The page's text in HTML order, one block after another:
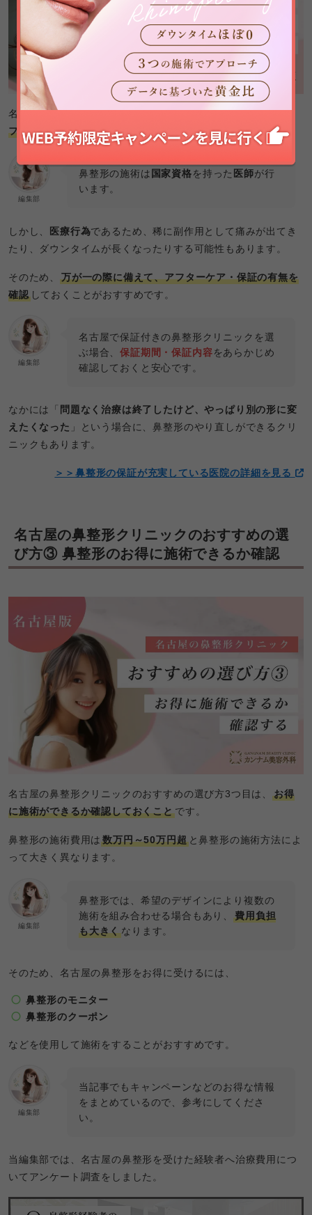
名古屋の鼻整形クリニックのおすすめの選び方の2つ目は、ア
フターケアや保証が充実したクリニックを選ぶことです。
編集部
鼻整形の施術は 国家資格を持った 医師が行
います。
しかし、 医療行為であるため、稀に副作用として痛みが出てき
たり、ダウンタイムが長くなったりする可能性もあります。
そのため、万が一の際に備えて、アフターケア・保証の有無を
確認しておくことがおすすめです。
編集部
名古屋で保証付きの鼻整形クリニックを選
ぶ場合、保証期間・保証内容をあらかじめ
確認しておくと安心です。
なかには「 問題なく治療は終了したけど、やっぱり別の形に変
えたくなった 」という場合に、鼻整形のやり直しができるクリ
ニックもあります。
＞＞鼻整形の保証が充実している医院の詳細を見る
名古屋の鼻整形クリニックのおすすめの選
び方③ 鼻整形のお得に施術できるか確認
名古屋の鼻整形クリニックのおすすめの選び方3つ目は、
お得
に施術ができるか確認しておくことです。
鼻整形の施術費用は数万円～50万円超と鼻整形の施術方法によ
って大きく異なります。
編集部
鼻整形では、希望のデザインにより複数の
施術を組み合わせる場合もあり、費用負担
も大きくなります。
そのため、名古屋の鼻整形をお得に受けるには、
鼻整形のモニター
鼻整形のクーポン
などを使用して施術をすることがおすすめです。
編集部
当記事でもキャンペーンなどのお得な情報
をまとめているので、参考にしてくださ
い。
当編集部では、名古屋の鼻整形を受けた経験者へ治療費用につ
いてアンケート調査をしました。